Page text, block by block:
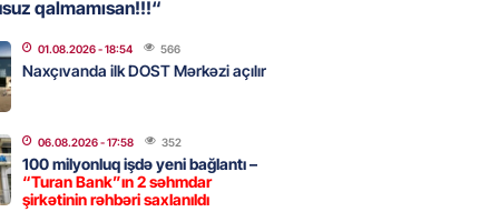
Səudiyyə Ərəbistanı və
arasında Məkkə müdafiə
- 15:15
qalmamısan!!!“
01.08.2026- 18:54 566
Naxçıvanda ilk DOST Mərkəzi açılır
06.08.2026- 17:58 352
100 milyonluq işdə yeni bağlantı –
“Turan Bank”ın 2 səhmdar
şirkətinin rəhbəri saxlanıldı